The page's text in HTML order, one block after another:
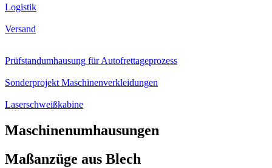
Logistik
Versand
Prüfstandumhausung für Autofrettageprozess
Sonderprojekt Maschinenverkleidungen
Laserschweißkabine
Maschinenumhausungen
Maßanzüge aus Blech